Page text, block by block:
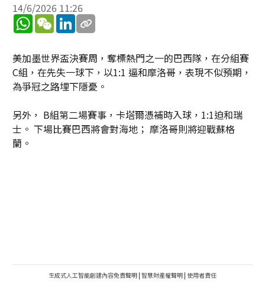
14/6/2026 11:26
WhatsApp
WeChatLinkedIn
美加墨世界盃決賽周，奪標熱門之一的巴西隊，在分組賽
C組，在先失一球下，以1:1 逼和摩洛哥，表現不似預期，
為爭冠之路埋下隱憂。
另外， B組第二場賽事，卡塔爾憑補時入球，1:1迫和瑞
士。 下場比賽巴西將會對海地； 摩洛哥則將迎戰蘇格
蘭。
生成式人工智能創建內容免責聲明 | 智慧財產權聲明 | 使用者責任